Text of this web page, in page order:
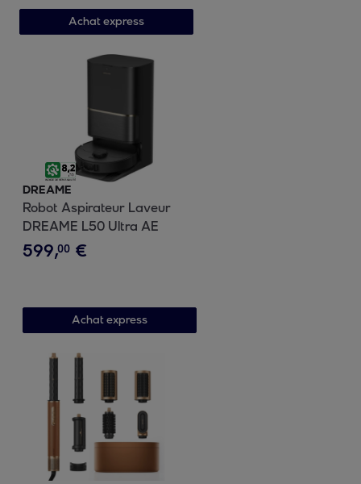
Achat express
DREAME
Robot Aspirateur Laveur
DREAME L50 Ultra AE
599,00 €
Achat express